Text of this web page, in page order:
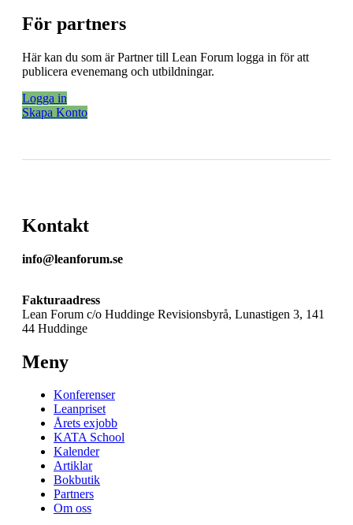
För partners
Här kan du som är Partner till Lean Forum logga in för att
publicera evenemang och utbildningar.
Logga in
Skapa Konto
Kontakt
info@leanforum.se
Fakturaadress
Lean Forum c/o Huddinge Revisionsbyrå, Lunastigen 3, 141
44 Huddinge
Meny
Konferenser
Leanpriset
Årets exjobb
KATA School
Kalender
Artiklar
Bokbutik
Partners
Om oss